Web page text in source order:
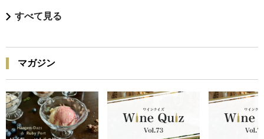
すべて見る
マガジン